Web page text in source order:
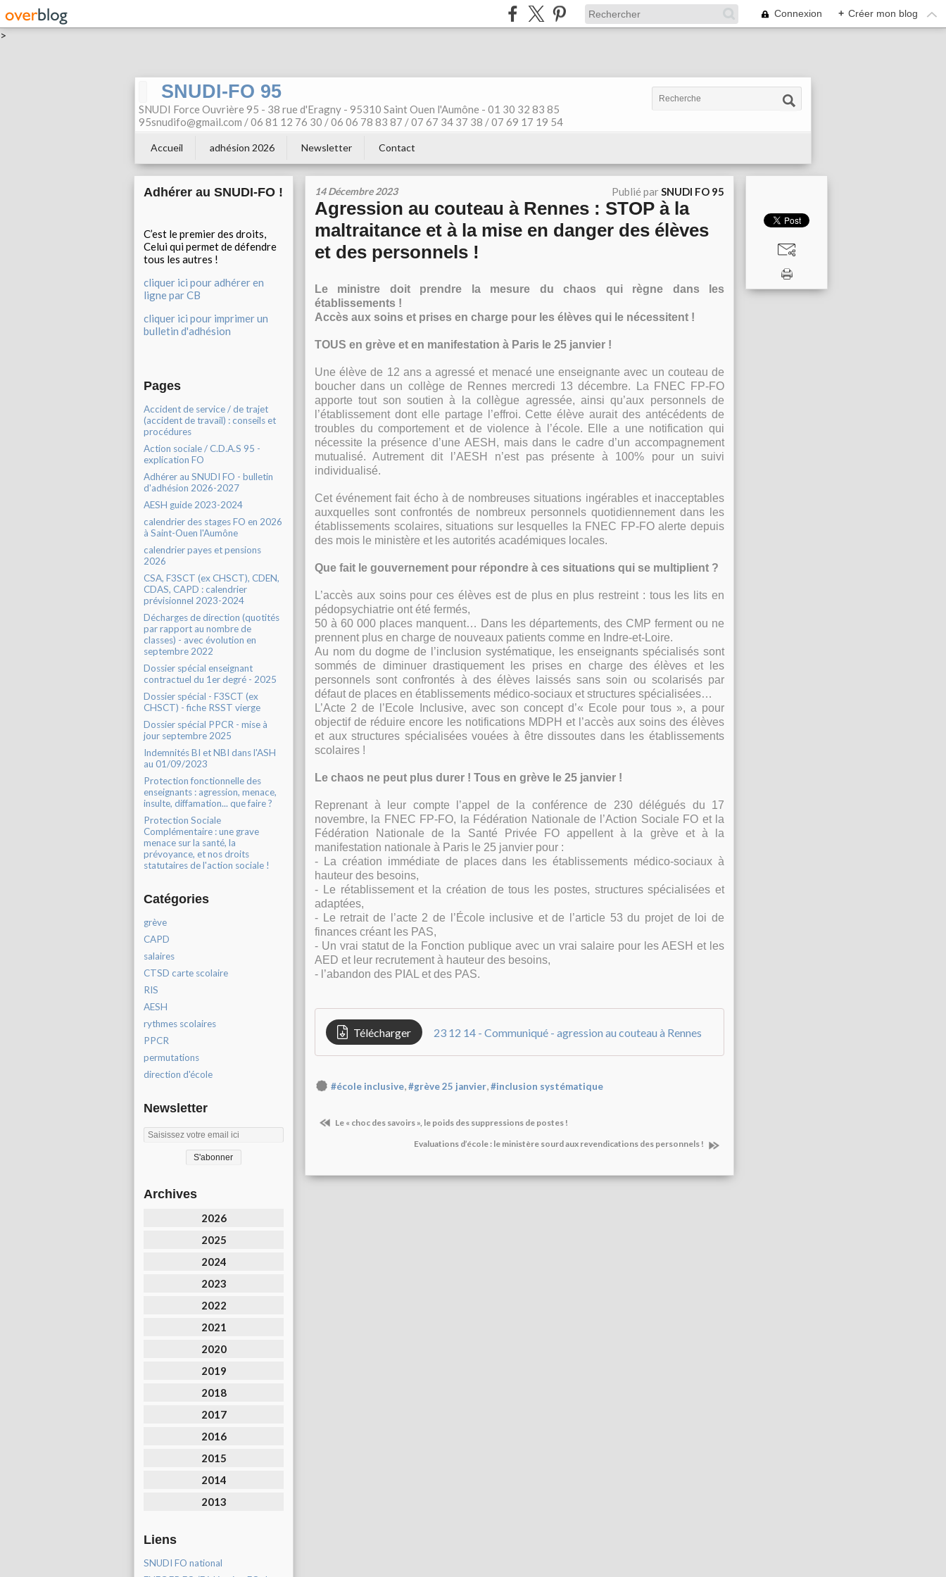
>
Connexion + Créer mon blog
SNUDI-FO 95
SNUDI Force Ouvrière 95 - 38 rue d'Eragny - 95310 Saint Ouen l'Aumône - 01 30 32 83 85
95snudifo@gmail.com / 06 81 12 76 30 / 06 06 78 83 87 / 07 67 34 37 38 / 07 69 17 19 54
Accueil adhésion 2026 Newsletter Contact
Adhérer au SNUDI-FO !
C’est le premier des droits,
Celui qui permet de défendre
tous les autres !
cliquer ici pour adhérer en
ligne par CB
cliquer ici pour imprimer un
bulletin d'adhésion
Pages
Accident de service / de trajet
(accident de travail) : conseils et
procédures
Action sociale / C.D.A.S 95 -
explication FO
Adhérer au SNUDI FO - bulletin
d'adhésion 2026-2027
AESH guide 2023-2024
calendrier des stages FO en 2026
à Saint-Ouen l'Aumône
calendrier payes et pensions
2026
CSA, F3SCT (ex CHSCT), CDEN,
CDAS, CAPD : calendrier
prévisionnel 2023-2024
Décharges de direction (quotités
par rapport au nombre de
classes) - avec évolution en
septembre 2022
Dossier spécial enseignant
contractuel du 1er degré - 2025
Dossier spécial - F3SCT (ex
CHSCT) - fiche RSST vierge
Dossier spécial PPCR - mise à
jour septembre 2025
Indemnités BI et NBI dans l'ASH
au 01/09/2023
Protection fonctionnelle des
enseignants : agression, menace,
insulte, diffamation... que faire ?
Protection Sociale
Complémentaire : une grave
menace sur la santé, la
prévoyance, et nos droits
statutaires de l'action sociale !
Catégories
grève
CAPD
salaires
CTSD carte scolaire
RIS
AESH
rythmes scolaires
PPCR
permutations
direction d'école
Newsletter
Archives
2026
2025
2024
2023
2022
2021
2020
2019
2018
2017
2016
2015
2014
2013
Liens
SNUDI FO national
14 Décembre 2023 Publié parSNUDI FO 95
Agression au couteau à Rennes : STOP à la
maltraitance et à la mise en danger des élèves
et des personnels !
Le ministre doit prendre la mesure du chaos qui règne dans les
établissements !
Accès aux soins et prises en charge pour les élèves qui le nécessitent !
TOUS en grève et en manifestation à Paris le 25 janvier !
Une élève de 12 ans a agressé et menacé une enseignante avec un couteau de
boucher dans un collège de Rennes mercredi 13 décembre. La FNEC FP-FO
apporte tout son soutien à la collègue agressée, ainsi qu’aux personnels de
l’établissement dont elle partage l’effroi. Cette élève aurait des antécédents de
troubles du comportement et de violence à l’école. Elle a une notification qui
nécessite la présence d’une AESH, mais dans le cadre d’un accompagnement
mutualisé. Autrement dit l’AESH n’est pas présente à 100% pour un suivi
individualisé.
Cet événement fait écho à de nombreuses situations ingérables et inacceptables
auxquelles sont confrontés de nombreux personnels quotidiennement dans les
établissements scolaires, situations sur lesquelles la FNEC FP-FO alerte depuis
des mois le ministère et les autorités académiques locales.
Que fait le gouvernement pour répondre à ces situations qui se multiplient ?
L’accès aux soins pour ces élèves est de plus en plus restreint : tous les lits en
pédopsychiatrie ont été fermés,
50 à 60 000 places manquent… Dans les départements, des CMP ferment ou ne
prennent plus en charge de nouveaux patients comme en Indre-et-Loire.
Au nom du dogme de l’inclusion systématique, les enseignants spécialisés sont
sommés de diminuer drastiquement les prises en charge des élèves et les
personnels sont confrontés à des élèves laissés sans soin ou scolarisés par
défaut de places en établissements médico-sociaux et structures spécialisées…
L’Acte 2 de l’Ecole Inclusive, avec son concept d’« Ecole pour tous », a pour
objectif de réduire encore les notifications MDPH et l’accès aux soins des élèves
et aux structures spécialisées vouées à être dissoutes dans les établissements
scolaires !
Le chaos ne peut plus durer ! Tous en grève le 25 janvier !
Reprenant à leur compte l’appel de la conférence de 230 délégués du 17
novembre, la FNEC FP-FO, la Fédération Nationale de l’Action Sociale FO et la
Fédération Nationale de la Santé Privée FO appellent à la grève et à la
manifestation nationale à Paris le 25 janvier pour :
- La création immédiate de places dans les établissements médico-sociaux à
hauteur des besoins,
- Le rétablissement et la création de tous les postes, structures spécialisées et
adaptées,
- Le retrait de l’acte 2 de l’École inclusive et de l’article 53 du projet de loi de
finances créant les PAS,
- Un vrai statut de la Fonction publique avec un vrai salaire pour les AESH et les
AED et leur recrutement à hauteur des besoins,
- l’abandon des PIAL et des PAS.
Télécharger 23 12 14 - Communiqué - agression au couteau à Rennes
#école inclusive,#grève 25 janvier,#inclusion systématique
Le « choc des savoirs », le poids des suppressions de postes !
Evaluations d’école : le ministère sourd aux revendications des personnels !